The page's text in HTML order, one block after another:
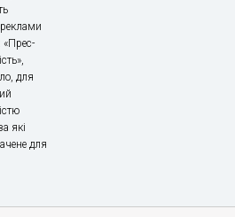
реклами
«Прес-
для
які
для